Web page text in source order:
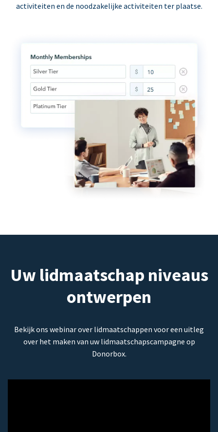
activiteiten en de noodzakelijke activiteiten ter plaatse.
Uw lidmaatschap niveaus
ontwerpen
Bekijk ons webinar over lidmaatschappen voor een uitleg
over het maken van uw lidmaatschapscampagne op
Donorbox.